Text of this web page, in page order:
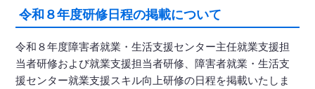
令和８年度研修日程の掲載について
令和８年度障害者就業・生活支援センター主任就業支援担
当者研修および就業支援担当者研修、障害者就業・生活支
援センター就業支援スキル向上研修の日程を掲載いたしま